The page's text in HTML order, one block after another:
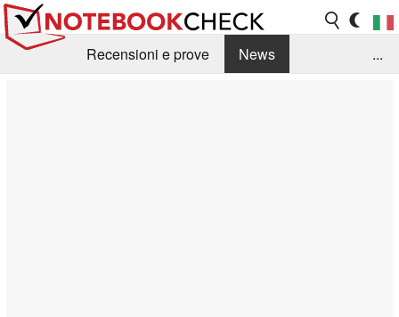
Recensioni e prove
News
...